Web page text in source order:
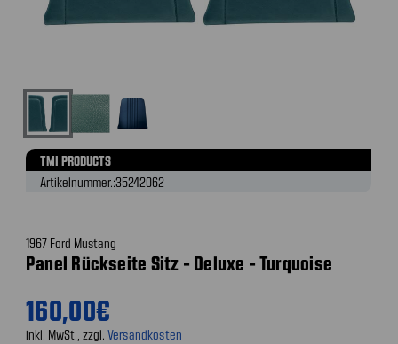
TMI PRODUCTS
Artikelnummer.:35242062
1967 Ford Mustang
Panel Rückseite Sitz - Deluxe - Turquoise
160,00€
inkl. MwSt., zzgl. Versandkosten